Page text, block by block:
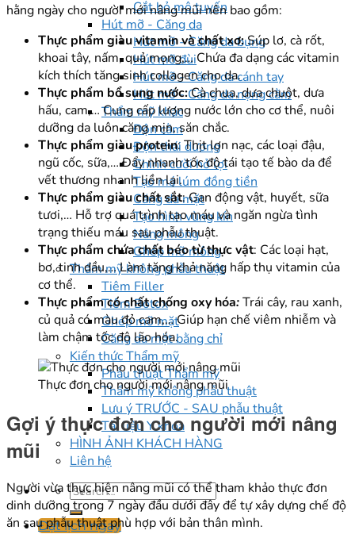
Cắt bỏ mô tuyến
Hút mỡ - Căng da
Hút mỡ - Căng da bụng
Hút mỡ đùi
Hút mỡ - Căng da cánh tay
Hút mỡ - Căng da nọng cằm
Thẩm mỹ khác
Độn cằm
Độn thái dương
Chỉnh cười hở lợi
Tạo má lúm đồng tiền
Căng da mặt
Tạo hình vùng kín
Nâng mông
Ghép mỡ mông
Thẩm mỹ không phẫu thuật
Tiêm Filler
Tiêm Botox
Ghép mỡ mặt
Căng da mặt bằng chỉ
Kiến thức Thẩm mỹ
Phẫu thuật Thẩm mỹ
Thẩm mỹ không phẫu thuật
Lưu ý TRƯỚC - SAU phẫu thuật
Tài liệu Y khoa
HÌNH ẢNH KHÁCH HÀNG
Liên hệ
Đặt lịch ngay
hằng ngày cho người mới nâng mũi nên bao gồm:
Thực phẩm giàu vitamin và chất xơ:Súp lơ, cà rốt,
khoai tây, nấm, quả mọng,… Chứa đa dạng các vitamin
kích thích tăng sinh collagen cho da.
Thực phẩm bổ sung nước:Cà chua, dưa chuột, dưa
hấu, cam,… Cung cấp lượng nước lớn cho cơ thể, nuôi
dưỡng da luôn căng mịn, săn chắc.
Thực phẩm giàu protein: Thịt lợn nạc, các loại đậu,
ngũ cốc, sữa,… Đẩy nhanh tốc độ tái tạo tế bào da để
vết thương nhanh liền lại.
Thực phẩm giàu chất sắt: Gan động vật, huyết, sữa
tươi,… Hỗ trợ quá trình tạo máu và ngăn ngừa tình
trạng thiếu máu sau phẫu thuật.
Thực phẩm chứa chất béo từ thực vật: Các loại hạt,
bơ, tinh dầu,… Làm tăng khả năng hấp thụ vitamin của
cơ thể.
Thực phẩm có chất chống oxy hóa:Trái cây, rau xanh,
củ quả có màu đỏ cam,… Giúp hạn chế viêm nhiễm và
làm chậm tốc độ lão hóa.
Thực đơn cho người mới nâng mũi
Gợi ý thực đơn cho người mới nâng
mũi
Người vừa thực hiện nâng mũi có thể tham khảo thực đơn
dinh dưỡng trong 7 ngày đầu dưới đây để tự xây dựng chế độ
ăn sau phẫu thuật phù hợp với bản thân mình.